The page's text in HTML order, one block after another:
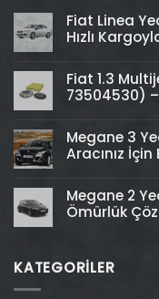
Fiat Linea
Hızlı
Fiat 1.3
73504530)
Megane 3
Aracınız İçin
Megane 2
Ömürlük
KATEGORİLER